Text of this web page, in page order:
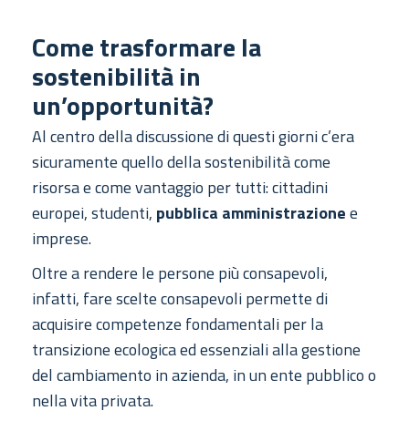
Come trasformare la
sostenibilità in
un’opportunità?
Al centro della discussione di questi giorni c’era
sicuramente quello della sostenibilità come
risorsa e come vantaggio per tutti: cittadini
europei, studenti, pubblica amministrazionee
imprese.
Oltre a rendere le persone più consapevoli,
infatti, fare scelte consapevoli permette di
acquisire competenze fondamentali per la
transizione ecologica ed essenziali alla gestione
del cambiamento in azienda, in un ente pubblico o
nella vita privata.